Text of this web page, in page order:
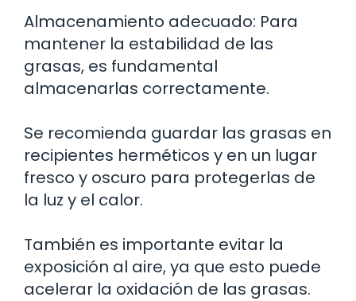
Almacenamiento adecuado: Para
mantener la estabilidad de las
grasas, es fundamental
almacenarlas correctamente.
Se recomienda guardar las grasas en
recipientes herméticos y en un lugar
fresco y oscuro para protegerlas de
la luz y el calor.
También es importante evitar la
exposición al aire, ya que esto puede
acelerar la oxidación de las grasas.